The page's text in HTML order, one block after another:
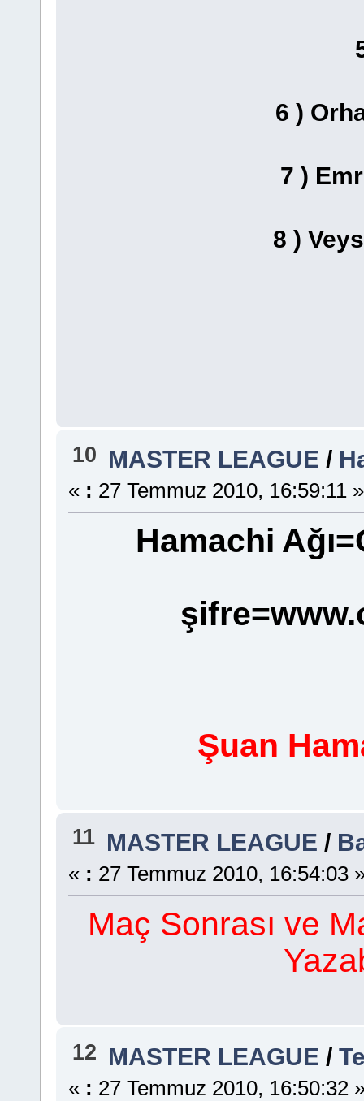
6 )
7 )
8 )
10 MASTER LEAGUE /
« : 27 Temmuz 2010, 16:59:11 »
Hamachi
Şuan
11 MASTER LEAGUE /
« : 27 Temmuz 2010, 16:54:03
Maç Sonrası ve
12 MASTER LEAGUE /
« : 27 Temmuz 2010, 16:50:32